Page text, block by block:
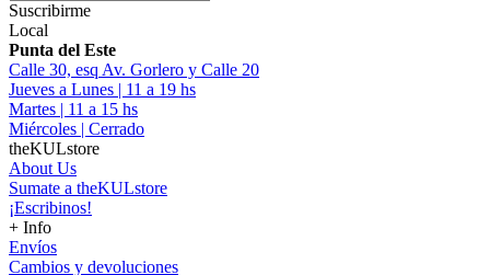
Suscribirme
Local
Punta del Este
Calle 30, esq Av. Gorlero y Calle 20
Jueves a Lunes | 11 a 19 hs
Martes | 11 a 15 hs
Miércoles | Cerrado
theKULstore
About Us
Sumate a theKULstore
¡Escribinos!
+ Info
Envíos
Cambios y devoluciones